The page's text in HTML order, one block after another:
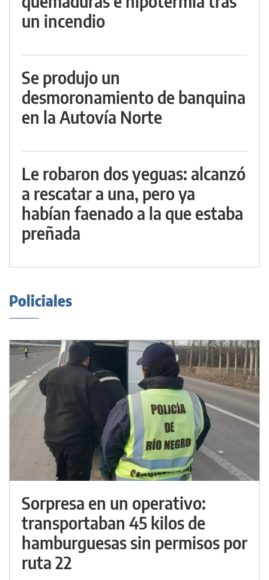
un incendio
Se produjo un
desmoronamiento de banquina
en la Autovía Norte
Le robaron dos yeguas: alcanzó
a rescatar a una, pero ya
habían faenado a la que estaba
preñada
Policiales
Sorpresa en un operativo:
transportaban 45 kilos de
hamburguesas sin permisos por
ruta 22